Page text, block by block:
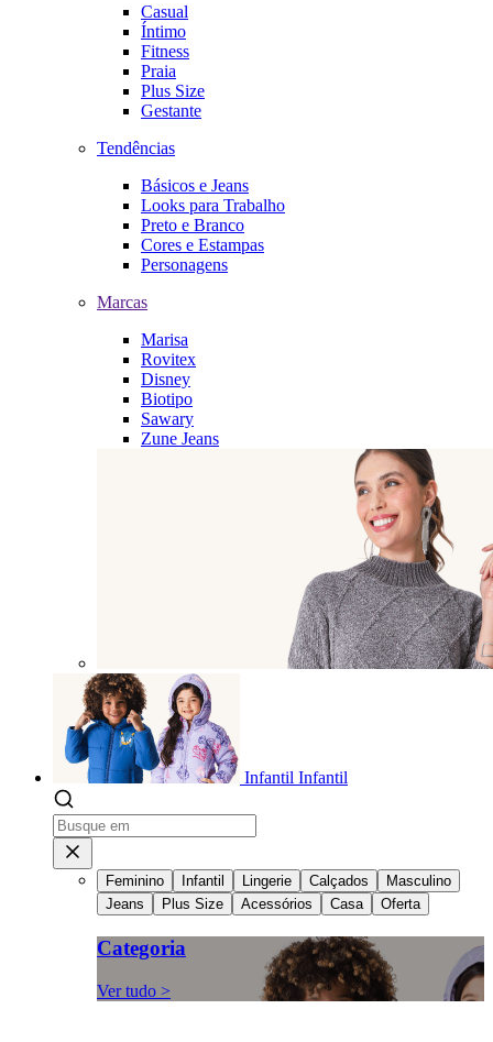
Casual
Íntimo
Fitness
Praia
Plus Size
Gestante
Tendências
Básicos e Jeans
Looks para Trabalho
Preto e Branco
Cores e Estampas
Personagens
Marcas
Marisa
Rovitex
Disney
Biotipo
Sawary
Zune Jeans
Infantil Infantil
Feminino Infantil Lingerie Calçados
Masculino
Jeans
Plus Size Acessórios Casa Oferta
Categoria
Ver tudo >